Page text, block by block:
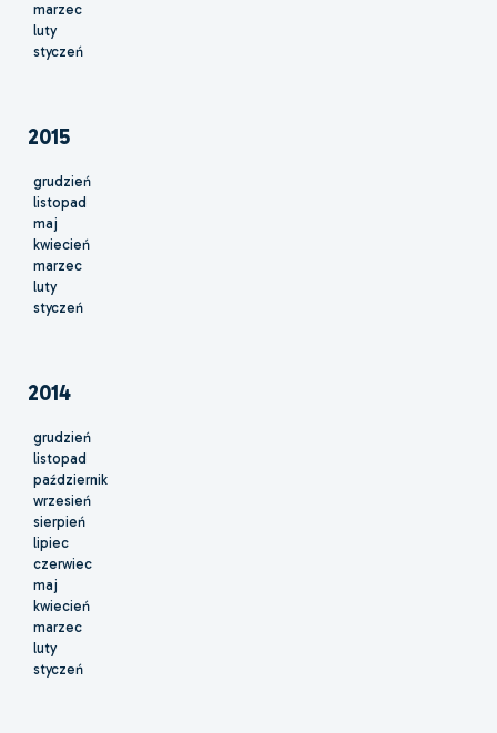
marzec
luty
styczeń
2015
grudzień
listopad
maj
kwiecień
marzec
luty
styczeń
2014
grudzień
listopad
październik
wrzesień
sierpień
lipiec
czerwiec
maj
kwiecień
marzec
luty
styczeń